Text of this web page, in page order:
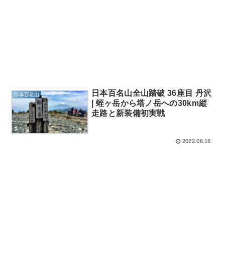
日本百名山
日本百名山全山踏破 36座目 丹沢
| 蛭ヶ岳から塔ノ岳への30km縦
走路と新装備初実戦
2022.06.16